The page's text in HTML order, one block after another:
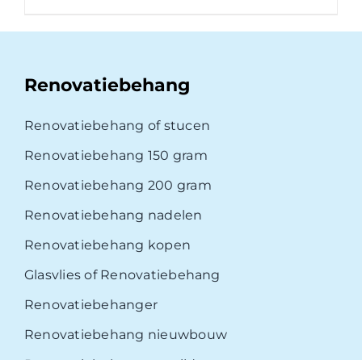
Renovatiebehang
Renovatiebehang of stucen
Renovatiebehang 150 gram
Renovatiebehang 200 gram
Renovatiebehang nadelen
Renovatiebehang kopen
Glasvlies of Renovatiebehang
Renovatiebehanger
Renovatiebehang nieuwbouw